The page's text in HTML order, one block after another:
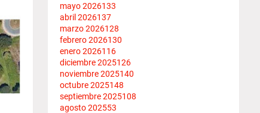
mayo 2026133
abril 2026137
marzo 2026128
febrero 2026130
enero 2026116
diciembre 2025126
noviembre 2025140
octubre 2025148
septiembre 2025108
agosto 202553